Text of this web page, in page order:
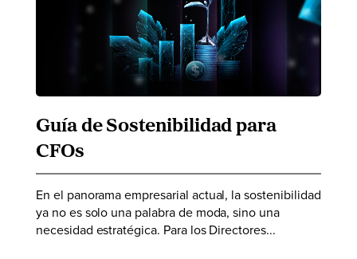
Guía de Sostenibilidad para
CFOs
En el panorama empresarial actual, la sostenibilidad
ya no es solo una palabra de moda, sino una
necesidad estratégica. Para los Directores...